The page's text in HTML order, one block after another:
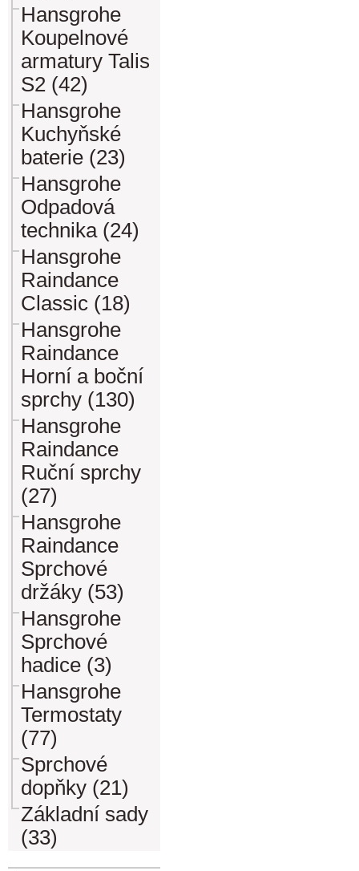
Hansgrohe
Koupelnové
armatury Talis
S2 (42)
Hansgrohe
Kuchyňské
baterie (23)
Hansgrohe
Odpadová
technika (24)
Hansgrohe
Raindance
Classic (18)
Hansgrohe
Raindance
Horní a boční
sprchy (130)
Hansgrohe
Raindance
Ruční sprchy
(27)
Hansgrohe
Raindance
Sprchové
držáky (53)
Hansgrohe
Sprchové
hadice (3)
Hansgrohe
Termostaty
(77)
Sprchové
dopňky (21)
Základní sady
(33)